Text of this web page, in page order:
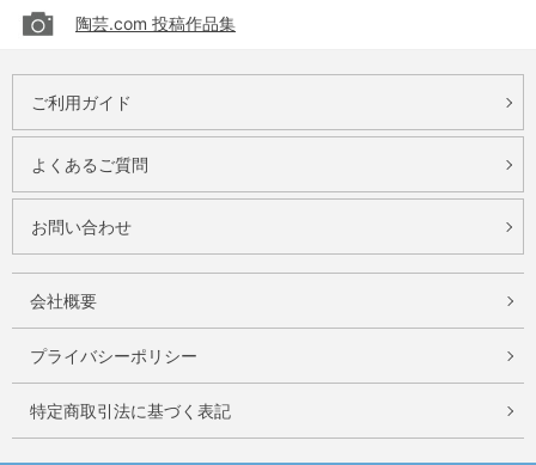
陶芸.com 投稿作品集
ご利用ガイド
よくあるご質問
お問い合わせ
会社概要
プライバシーポリシー
特定商取引法に基づく表記